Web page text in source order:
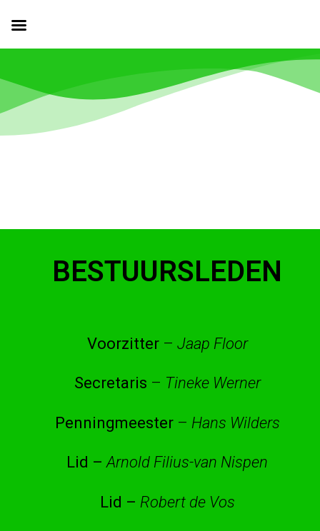
BESTUURSLEDEN
Voorzitter– Jaap Floor
Secretaris – Tineke Werner
Penningmeester– Hans Wilders
Lid –Arnold Filius-van Nispen
Lid – Robert de Vos